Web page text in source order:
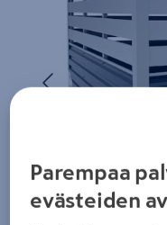
Edellinen
Parempaa
evästeiden